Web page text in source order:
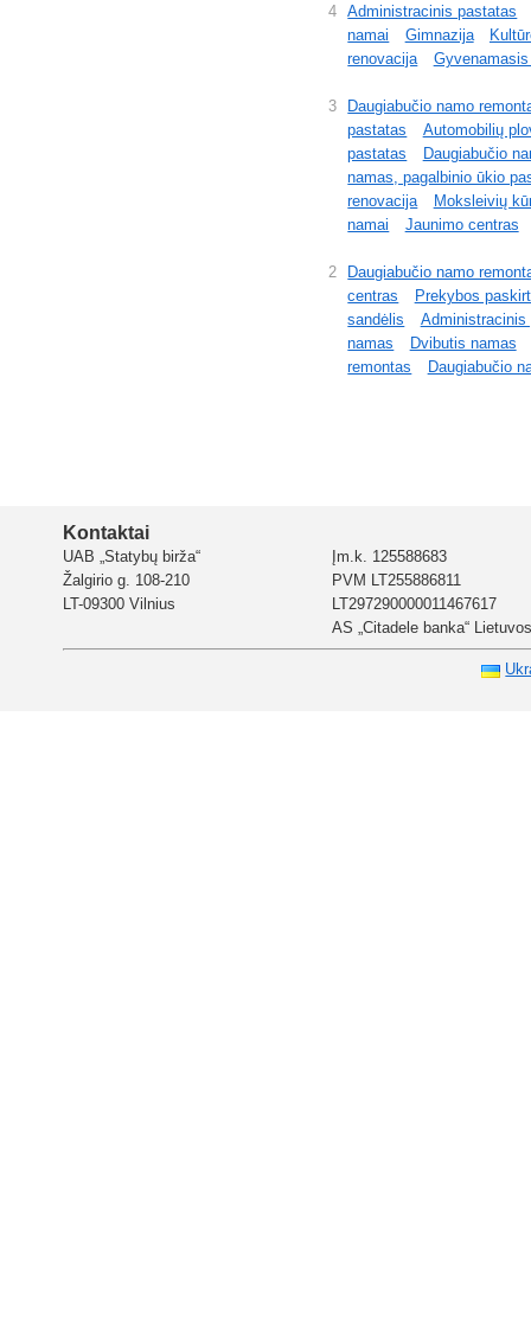
4
Administracinis pastatas
namai
Gimnazija
renovacija
3
Daugiabučio namo
pastatas
Automobilių
pastatas
Daugiabučio
namas, pagalbinio ūkio
renovacija
Moksleivių
namai
Jaunimo centras
2
Daugiabučio namo
centras
Prekybos
sandėlis
namas
Dvibutis namas
remontas
Daugiabučio
Kontaktai
UAB „Statybų birža“
Žalgirio g. 108-210
LT-09300 Vilnius
Įm.k. 125588683
PVM LT255886811
LT297290000011467617
AS „Citadele banka“